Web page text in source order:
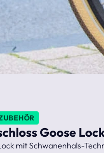
Goose
mit Schwanenhals-